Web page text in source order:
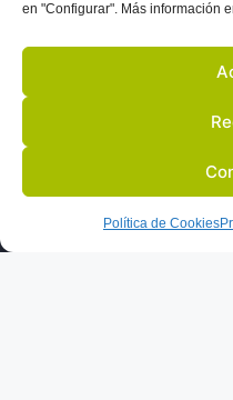
en "Configurar". Más información
Política de Cookies
ACTIVIDADES Y EVENTOS